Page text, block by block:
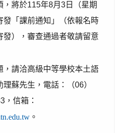
，將於115年8月3日（星期
發「課前通知」（依報名時
發），審查通過者敬請留意
，請洽高級中等學校本土語
蘇先生，電話：（06）
，信箱：
。